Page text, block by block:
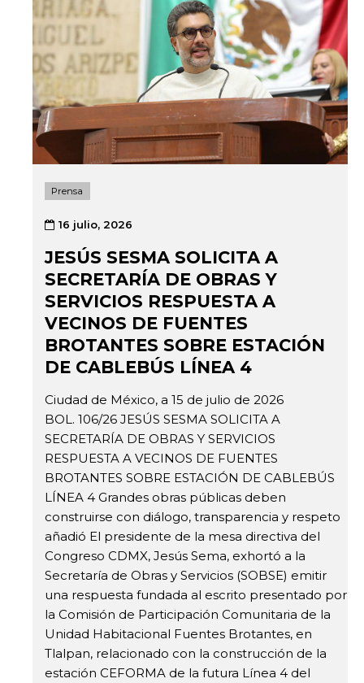
Prensa
16 julio, 2026
JESÚS SESMA SOLICITA A
SECRETARÍA DE OBRAS Y
SERVICIOS RESPUESTA A
VECINOS DE FUENTES
BROTANTES SOBRE ESTACIÓN
DE CABLEBÚS LÍNEA 4
Ciudad de México, a 15 de julio de 2026
BOL. 106/26 JESÚS SESMA SOLICITA A
SECRETARÍA DE OBRAS Y SERVICIOS
RESPUESTA A VECINOS DE FUENTES
BROTANTES SOBRE ESTACIÓN DE CABLEBÚS
LÍNEA 4 Grandes obras públicas deben
construirse con diálogo, transparencia y respeto
añadió El presidente de la mesa directiva del
Congreso CDMX, Jesús Sema, exhortó a la
Secretaría de Obras y Servicios (SOBSE) emitir
una respuesta fundada al escrito presentado por
la Comisión de Participación Comunitaria de la
Unidad Habitacional Fuentes Brotantes, en
Tlalpan, relacionado con la construcción de la
estación CEFORMA de la futura Línea 4 del